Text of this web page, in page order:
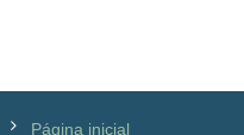
Página inicial